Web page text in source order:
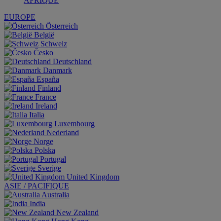
EUROPE
Österreich
België
Schweiz
Česko
Deutschland
Danmark
España
Finland
France
Ireland
Italia
Luxembourg
Nederland
Norge
Polska
Portugal
Sverige
United Kingdom
ASIE / PACIFIQUE
Australia
India
New Zealand